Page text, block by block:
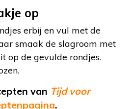
op
erbij en vul met de
smaak de slagroom met
op de gevulde rondjes.
van Tijd voor
.